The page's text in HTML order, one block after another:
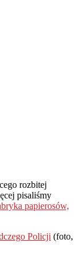
rozbitej
pisaliśmy
papierosów,
Policji (foto,